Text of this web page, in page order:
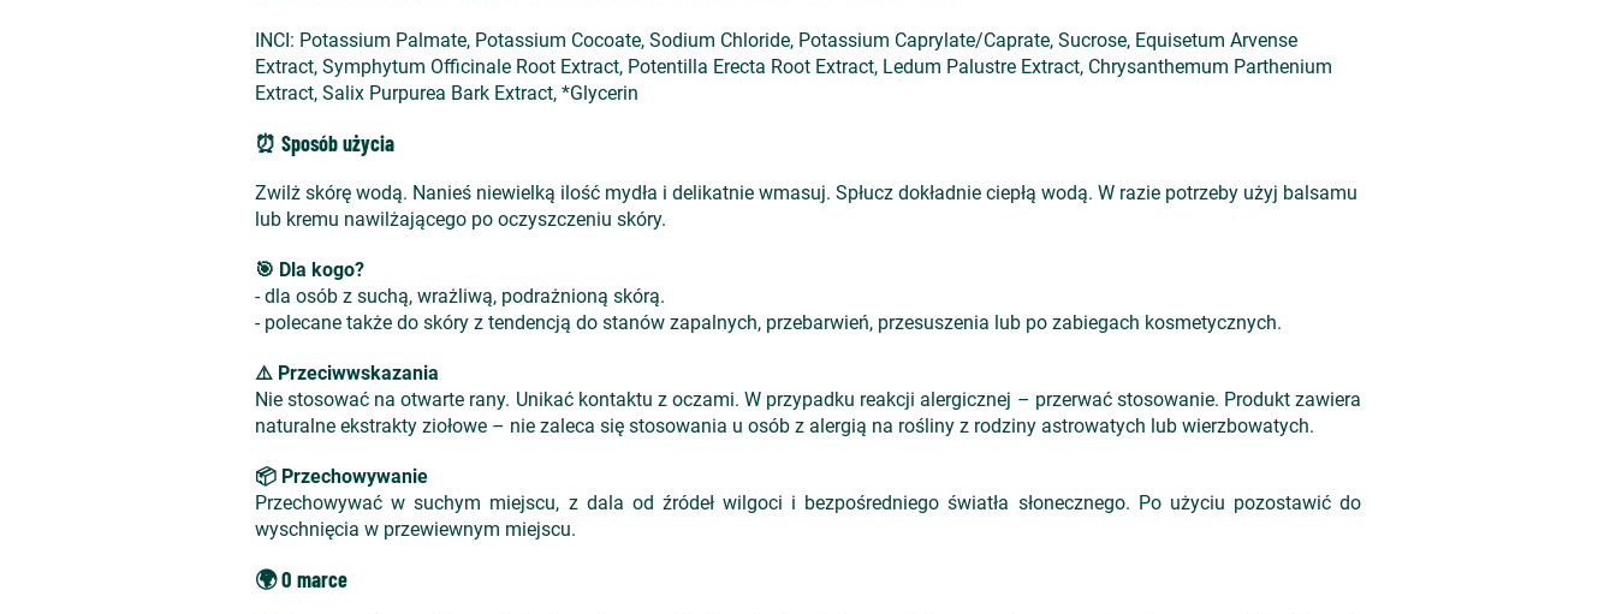
INCI: Potassium Palmate, Potassium Cocoate, Sodium Chloride, Potassium Caprylate/Caprate, Sucrose, Equisetum Arvense
Extract, Symphytum Officinale Root Extract, Potentilla Erecta Root Extract, Ledum Palustre Extract, Chrysanthemum Parthenium
Extract, Salix Purpurea Bark Extract, *Glycerin
⏰ Sposób użycia
Zwilż skórę wodą. Nanieś niewielką ilość mydła i delikatnie wmasuj. Spłucz dokładnie ciepłą wodą. W razie potrzeby użyj balsamu
lub kremu nawilżającego po oczyszczeniu skóry.
🎯 Dla kogo?
- dla osób z suchą, wrażliwą, podrażnioną skórą.
- polecane także do skóry z tendencją do stanów zapalnych, przebarwień, przesuszenia lub po zabiegach kosmetycznych.
⚠️ Przeciwwskazania
Nie stosować na otwarte rany. Unikać kontaktu z oczami. W przypadku reakcji alergicznej – przerwać stosowanie. Produkt zawiera
naturalne ekstrakty ziołowe – nie zaleca się stosowania u osób z alergią na rośliny z rodziny astrowatych lub wierzbowatych.
📦 Przechowywanie
Przechowywać w suchym miejscu, z dala od źródeł wilgoci i bezpośredniego światła słonecznego. Po użyciu pozostawić do
wyschnięcia w przewiewnym miejscu.
🌍 O marce